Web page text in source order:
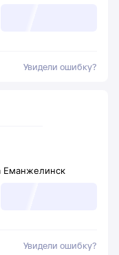
Увидели ошибку?
Еманжелинск
Увидели ошибку?